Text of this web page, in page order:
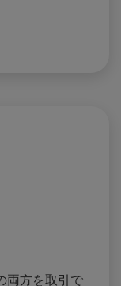
両方を取引で